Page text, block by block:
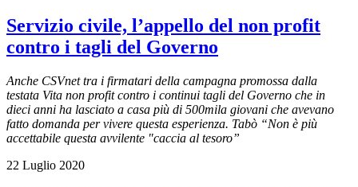
Servizio civile, l’appello del non profit
contro i tagli del Governo
Anche CSVnet tra i firmatari della campagna promossa dalla
testata Vita non profit contro i continui tagli del Governo che in
dieci anni ha lasciato a casa più di 500mila giovani che avevano
fatto domanda per vivere questa esperienza. Tabò “Non è più
accettabile questa avvilente "caccia al tesoro”
22 Luglio 2020